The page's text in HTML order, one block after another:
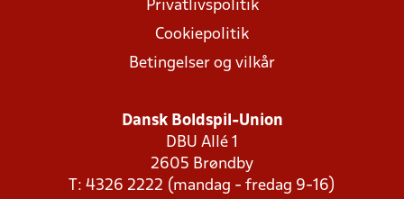
Privatlivspolitik
Cookiepolitik
Betingelser og vilkår
Dansk Boldspil-Union
DBU Allé 1
2605 Brøndby
T: 4326 2222 (mandag - fredag 9-16)